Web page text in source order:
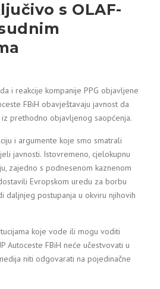
s OLAF-
i reakcije kompanije PPG objavljene
FBiH obavještavaju javnost da
prethodno objavljenog saopćenja.
i argumente koje smo smatrali
javnosti. Istovremeno, cjelokupnu
zajedno s podnesenom kaznenom
Evropskom uredu za borbu
daljnjeg postupanja u okviru njihovih
koje vode ili mogu voditi
Autoceste FBiH neće učestvovati u
niti odgovarati na pojedinačne